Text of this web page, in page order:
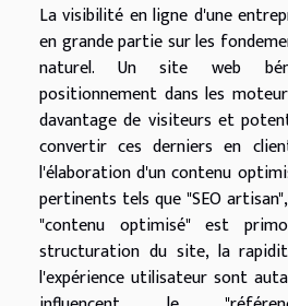
La visibilité en ligne d'une
en grande partie sur les
naturel. Un site web
positionnement dans les
davantage de visiteurs et
convertir ces derniers en
l'élaboration d'un contenu
pertinents tels que "SEO
"contenu optimisé" est
structuration du site, la
l'expérience utilisateur sont